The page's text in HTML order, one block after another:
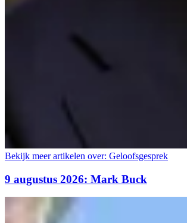
Bekijk meer artikelen over: Geloofsgesprek
9 augustus 2026: Mark Buck